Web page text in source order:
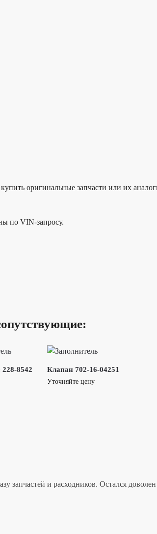
оригинальные запчасти или их
по VIN-запросу.
228-8542 Клапан 702-16-04251
Уточняйте цену
запчастей и расходников. Остался